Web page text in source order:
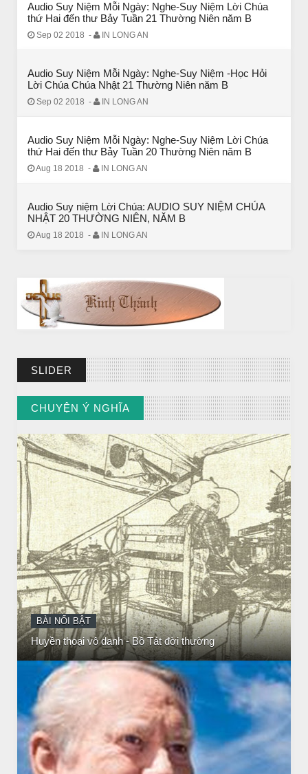
Audio Suy Niệm Mỗi Ngày: Nghe-Suy Niệm Lời Chúa
thứ Hai đến thư Bảy Tuần 21 Thường Niên năm B
Sep 02 2018 - IN LONG AN
Audio Suy Niệm Mỗi Ngày: Nghe-Suy Niệm -Học Hỏi
Lời Chúa Chúa Nhật 21 Thường Niên năm B
Sep 02 2018 - IN LONG AN
Audio Suy Niệm Mỗi Ngày: Nghe-Suy Niệm Lời Chúa
thứ Hai đến thư Bảy Tuần 20 Thường Niên năm B
Aug 18 2018 - IN LONG AN
Audio Suy niệm Lời Chúa: AUDIO SUY NIỆM CHÚA
NHẬT 20 THƯỜNG NIÊN, NĂM B
Aug 18 2018 - IN LONG AN
SLIDER
CHUYỆN Ý NGHĨA
// VIEW MORE BY CHUYỆN Ý NGHĨA
BÀI NỔI BẬT
BÀI NỔI BẬT
Huyền thoại vô danh - Bồ Tát đời thường
CHUYỆN Ý NGHĨA
NGƯỜI GIÀU THỰC SỰ